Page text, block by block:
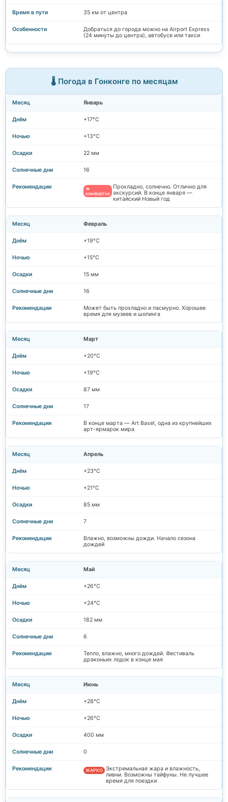
35 км от центра
Добраться до города можно на Airport Express
(24 минуты до центра), автобусе или такси
🌡️ Погода в Гонконге по месяцам
Январь
+17°C
+13°C
22 мм
16
🔥
комфортно
Прохладно, солнечно. Отлично для
экскурсий. В конце января —
китайский Новый год
Февраль
+19°C
+15°C
15 мм
16
Может быть прохладно и пасмурно. Хорошее
время для музеев и шопинга
Март
+20°C
+19°C
87 мм
17
В конце марта — Art Basel, одна из крупнейших
арт-ярмарок мира
Апрель
+23°C
+21°C
85 мм
7
Влажно, возможны дожди. Начало сезона
дождей
Май
+26°C
+24°C
182 мм
6
Тепло, влажно, много дождей. Фестиваль
драконьих лодок в конце мая
Июнь
+28°C
+26°C
400 мм
0
ЖАРКО Экстремальная жара и влажность,
ливни. Возможны тайфуны. Не лучшее
время для поездки